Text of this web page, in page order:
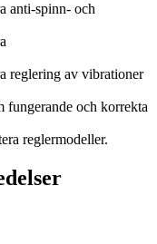
anti-spinn- och
reglering av vibrationer
fungerande och korrekta
reglermodeller.